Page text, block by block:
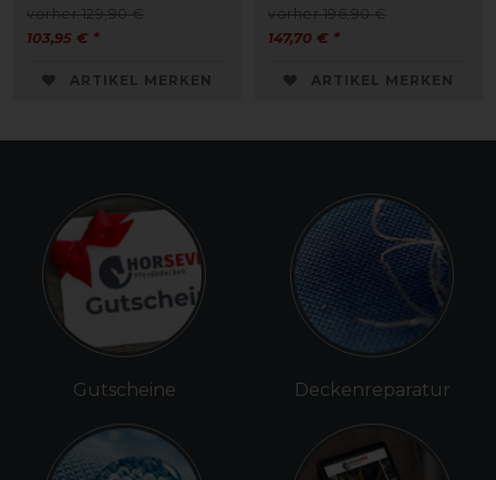
vorher 129,90 €
103,95 € *
ARTIKEL MERKEN
vorher 196,90 €
147,70 € *
ARTIKEL MERKEN
Gutscheine Deckenreparatur